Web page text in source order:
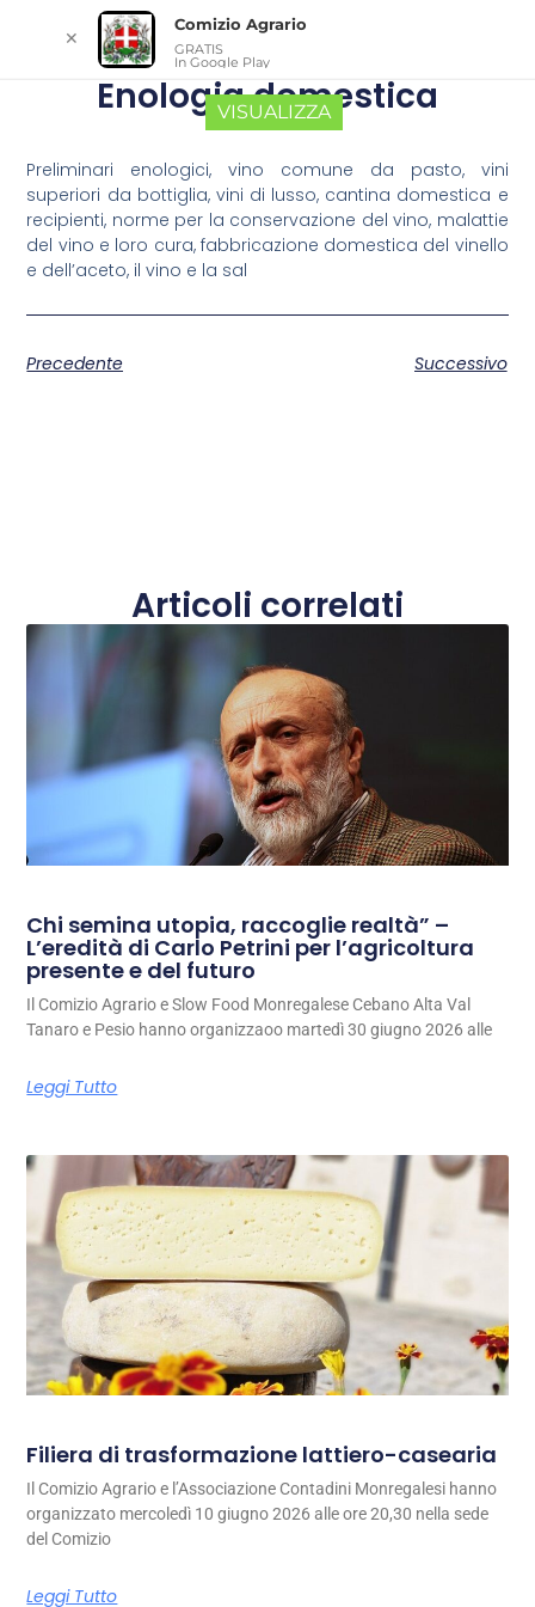
Enologia domestica
Preliminari enologici, vino comune da pasto, vini
superiori da bottiglia, vini di lusso, cantina domestica e
recipienti, norme per la conservazione del vino, malattie
del vino e loro cura, fabbricazione domestica del vinello
e dell’aceto, il vino e la sal
Precedente Successivo
Articoli correlati
Chi semina utopia, raccoglie realtà” –
L’eredità di Carlo Petrini per l’agricoltura
presente e del futuro
Il Comizio Agrario e Slow Food Monregalese Cebano Alta Val
Tanaro e Pesio hanno organizzaoo martedì 30 giugno 2026 alle
Leggi Tutto
Filiera di trasformazione lattiero-casearia
Il Comizio Agrario e l’Associazione Contadini Monregalesi hanno
organizzato mercoledì 10 giugno 2026 alle ore 20,30 nella sede
del Comizio
Leggi Tutto
✕
Comizio Agrario
GRATIS
In Google Play
VISUALIZZA